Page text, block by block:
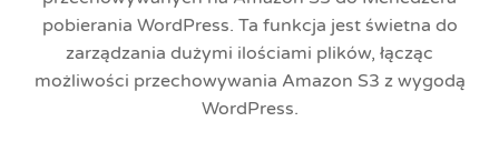
pobierania WordPress. Ta funkcja jest świetna do
zarządzania dużymi ilościami plików, łącząc
możliwości przechowywania Amazon S3 z wygodą
WordPress.